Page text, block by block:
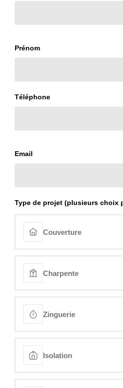
Prénom
Téléphone
Email
Type de projet (plusieurs choix
Couverture
Charpente
Zinguerie
Isolation